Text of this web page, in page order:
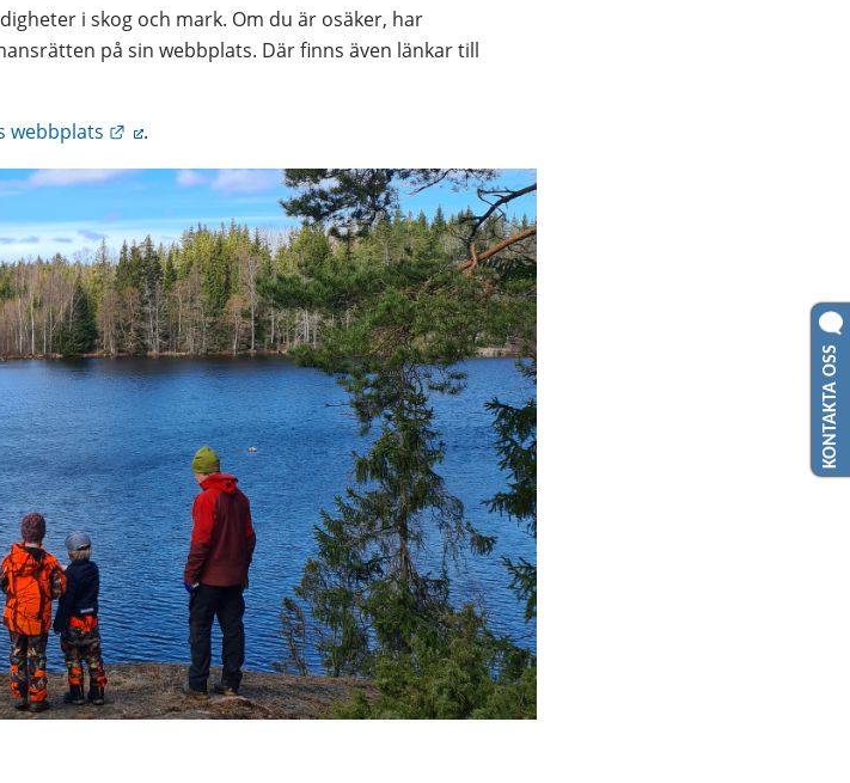
i skog och mark. Om du är osäker, har
på sin webbplats. Där finns även länkar till
webbplats
Länk till annan webbplats.
.
KONTAKTA OSS